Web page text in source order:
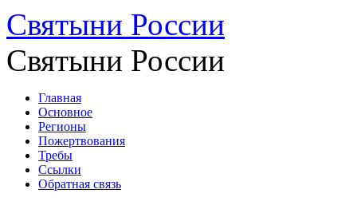
Святыни России
Святыни России
Главная
Основное
Регионы
Пожертвования
Требы
Ссылки
Обратная связь